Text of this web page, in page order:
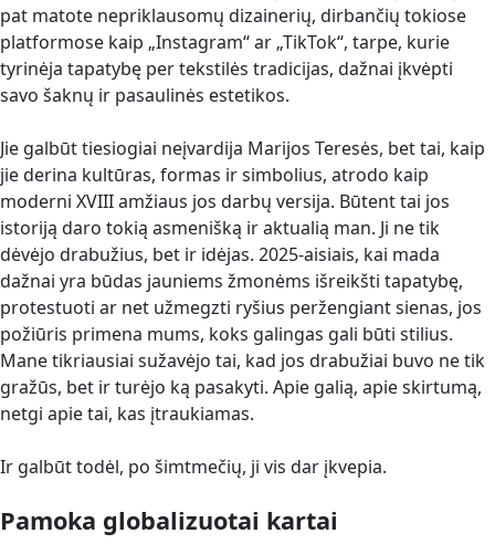
pat matote nepriklausomų dizainerių, dirbančių tokiose
platformose kaip „Instagram“ ar „TikTok“, tarpe, kurie
tyrinėja tapatybę per tekstilės tradicijas, dažnai įkvėpti
savo šaknų ir pasaulinės estetikos.
Jie galbūt tiesiogiai neįvardija Marijos Teresės, bet tai, kaip
jie derina kultūras, formas ir simbolius, atrodo kaip
moderni XVIII amžiaus jos darbų versija. Būtent tai jos
istoriją daro tokią asmenišką ir aktualią man. Ji ne tik
dėvėjo drabužius, bet ir idėjas. 2025-aisiais, kai mada
dažnai yra būdas jauniems žmonėms išreikšti tapatybę,
protestuoti ar net užmegzti ryšius peržengiant sienas, jos
požiūris primena mums, koks galingas gali būti stilius.
Mane tikriausiai sužavėjo tai, kad jos drabužiai buvo ne tik
gražūs, bet ir turėjo ką pasakyti. Apie galią, apie skirtumą,
netgi apie tai, kas įtraukiamas.
Ir galbūt todėl, po šimtmečių, ji vis dar įkvepia.
Pamoka globalizuotai kartai